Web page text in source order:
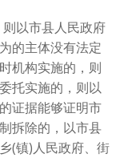
以市县人民政府
的主体没有法定
机构实施的，则
托实施的，则以
证据能够证明市
拆除的，以市县
(镇)人民政府、街